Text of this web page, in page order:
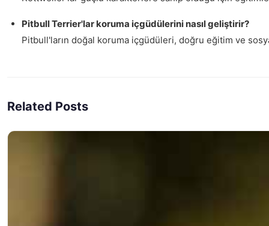
Pitbull Terrier'lar koruma içgüdülerini nasıl geliştirir?
Pitbull'ların doğal koruma içgüdüleri, doğru eğitim ve
Related Posts